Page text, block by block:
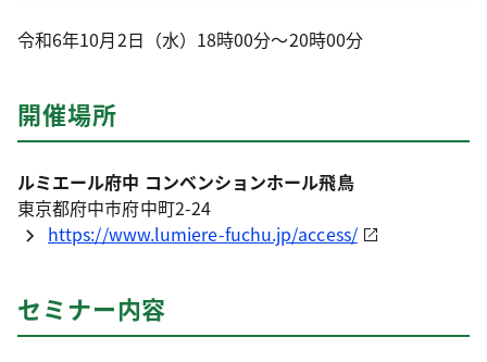
令和6年10月2日（水）18時00分～20時00分
開催場所
ルミエール府中 コンベンションホール飛鳥
東京都府中市府中町2-24
https://www.lumiere-fuchu.jp/access/
セミナー内容